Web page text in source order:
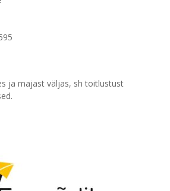
ja majast väljas, sh toitlustust